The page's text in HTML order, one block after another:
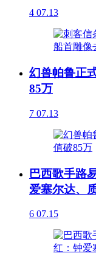
4 07.13
幻兽帕鲁正
85万
7 07.13
巴西歌手路
爱塞尔达、
6 07.15